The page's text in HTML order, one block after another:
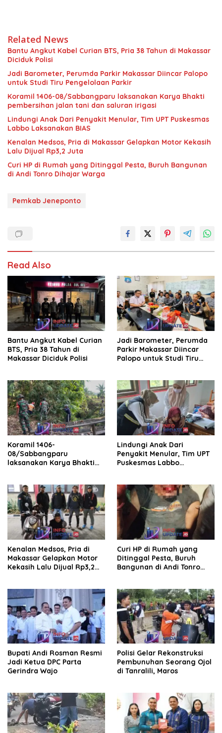
Related News
Bantu Angkut Kabel Curian BTS, Pria 38 Tahun di Makassar
Diciduk Polisi
Jadi Barometer, Perumda Parkir Makassar Diincar Palopo
untuk Studi Tiru Pengelolaan Parkir
Koramil 1406-08/Sabbangparu laksanakan Karya Bhakti
pembersihan jalan tani dan saluran irigasi
Lindungi Anak Dari Penyakit Menular, Tim UPT Puskesmas
Labbo Laksanakan BIAS
Kenalan Medsos, Pria di Makassar Gelapkan Motor Kekasih
Lalu Dijual Rp3,2 Juta
Curi HP di Rumah yang Ditinggal Pesta, Buruh Bangunan
di Andi Tonro Dihajar Warga
Pemkab Jeneponto
Read Also
Bantu Angkut Kabel Curian
BTS, Pria 38 Tahun di
Makassar Diciduk Polisi
Jadi Barometer, Perumda
Parkir Makassar Diincar
Palopo untuk Studi Tiru
Koramil 1406-
08/Sabbangparu
laksanakan Karya Bhakti
Lindungi Anak Dari
Penyakit Menular, Tim UPT
Puskesmas Labbo
Kenalan Medsos, Pria di
Makassar Gelapkan Motor
Kekasih Lalu Dijual Rp3,2
Curi HP di Rumah yang
Ditinggal Pesta, Buruh
Bangunan di Andi Tonro
Bupati Andi Rosman Resmi
Jadi Ketua DPC Parta
Gerindra Wajo
Polisi Gelar Rekonstruksi
Pembunuhan Seorang Ojol
di Tanralili, Maros